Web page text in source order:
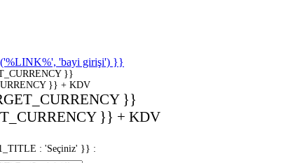
'bayi girişi') }}
}}
}} + KDV
}}
}} + KDV
: 'Seçiniz' }} :